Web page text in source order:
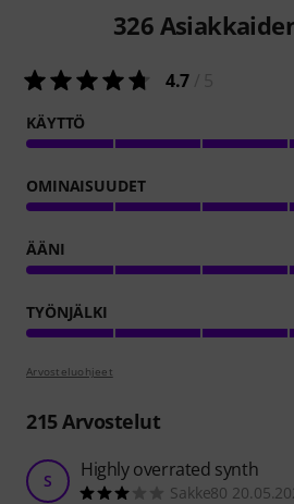
326
4.7
KÄYTTÖ
OMINAISUUDET
ÄÄNI
TYÖNJÄLKI
Arvosteluohjeet
215Arvostelut
S Highly overrated synth
Sakke80